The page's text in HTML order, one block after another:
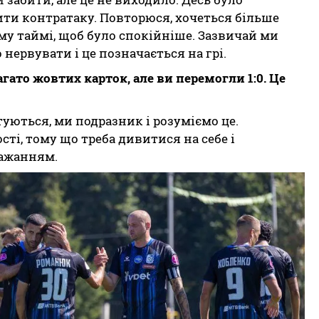
контратаку. Повторюся, хочеться більше
таймі, щоб було спокійніше. Зазвичай ми
і це позначається на грі.
жовтих карток, але ви перемогли 1:0. Це
ми подразник і розуміємо це.
тому що треба дивитися на себе і